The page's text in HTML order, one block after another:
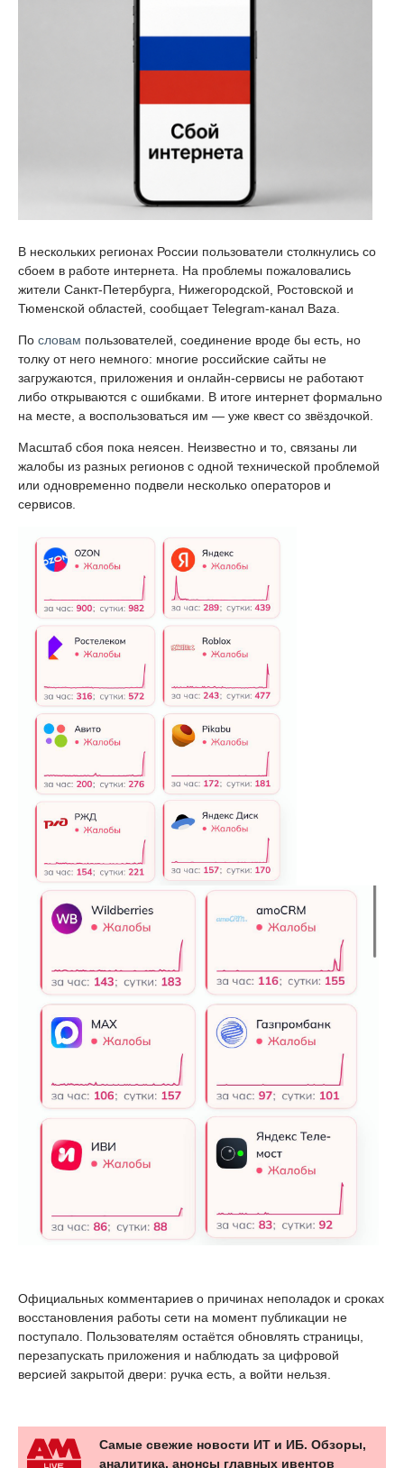
В нескольких регионах России пользователи столкнулись со
сбоем в работе интернета. На проблемы пожаловались
жители Санкт-Петербурга, Нижегородской, Ростовской и
Тюменской областей, сообщает Telegram-канал Baza.
По словам пользователей, соединение вроде бы есть, но
толку от него немного: многие российские сайты не
загружаются, приложения и онлайн-сервисы не работают
либо открываются с ошибками. В итоге интернет формально
на месте, а воспользоваться им — уже квест со звёздочкой.
Масштаб сбоя пока неясен. Неизвестно и то, связаны ли
жалобы из разных регионов с одной технической проблемой
или одновременно подвели несколько операторов и
сервисов.
Официальных комментариев о причинах неполадок и сроках
восстановления работы сети на момент публикации не
поступало. Пользователям остаётся обновлять страницы,
перезапускать приложения и наблюдать за цифровой
версией закрытой двери: ручка есть, а войти нельзя.
Самые свежие новости ИТ и ИБ. Обзоры,
аналитика, анонсы главных ивентов